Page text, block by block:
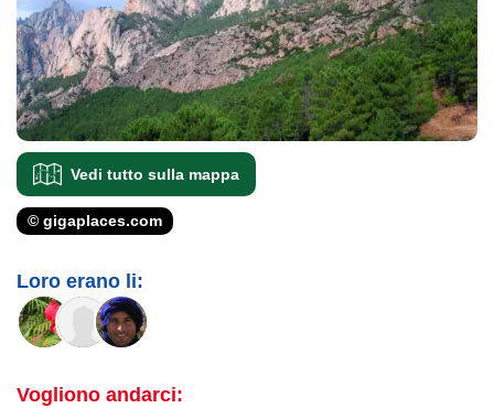
Vedi tutto sulla mappa
© gigaplaces.com
Loro erano li:
Vogliono andarci: